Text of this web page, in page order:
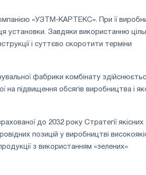
«УЗТМ-КАРТЕКС». При її
установки. Завдяки використанню
і суттєво скоротити терміни
фабрики комбінату
на підвищення обсягів виробництва і
до 2032 року Стратегії якісних
позицій у виробництві
з використанням «зелених»